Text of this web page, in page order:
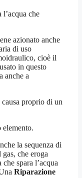
l’acqua che
azionato anche
di uso
cioè il
in questo
anche a
causa proprio di un
la sequenza di
che eroga
spara l’acqua
Riparazione